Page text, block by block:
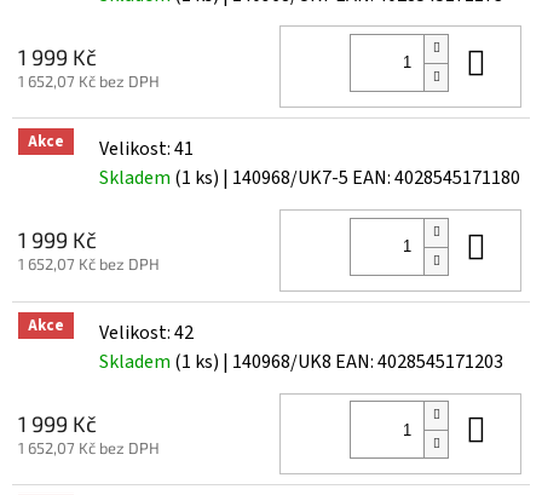
1 999 Kč
1 652,07 Kč bez DPH
Akce
Velikost: 41
Skladem (1 ks) | 140968/UK7-5 EAN:4028545171180
1 999 Kč
1 652,07 Kč bez DPH
Akce
Velikost: 42
Skladem (1 ks) | 140968/UK8 EAN:4028545171203
1 999 Kč
1 652,07 Kč bez DPH